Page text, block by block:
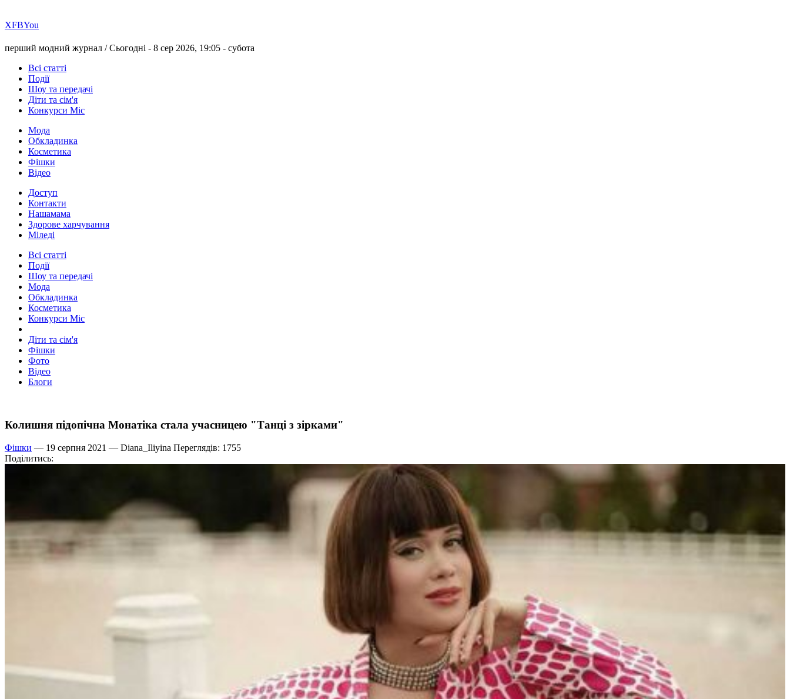
ХFBYou
перший модний журнал /Сьогодні - 8 сер 2026, 19:05 - субота
Всі статті
Події
Шоу та передачі
Діти та сім'я
Конкурси Міс
Мода
Обкладинка
Косметика
Фішки
Відео
Доступ
Контакти
Нашамама
Здорове харчування
Міледі
Всі статті
Події
Шоу та передачі
Мода
Обкладинка
Косметика
Конкурси Міс
Діти та сім'я
Фішки
Фото
Відео
Блоги
Колишня підопічна Монатіка стала учасницею "Танці з зірками"
Фішки — 19 серпня 2021 — Diana_Iliyina Переглядів: 1755
Поділитись: